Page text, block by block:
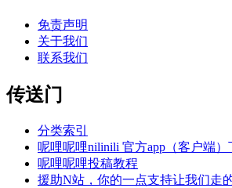
免责声明
关于我们
联系我们
传送门
分类索引
呢哩呢哩nilinili 官方app（客户端）
呢哩呢哩投稿教程
援助N站，你的一点支持让我们走